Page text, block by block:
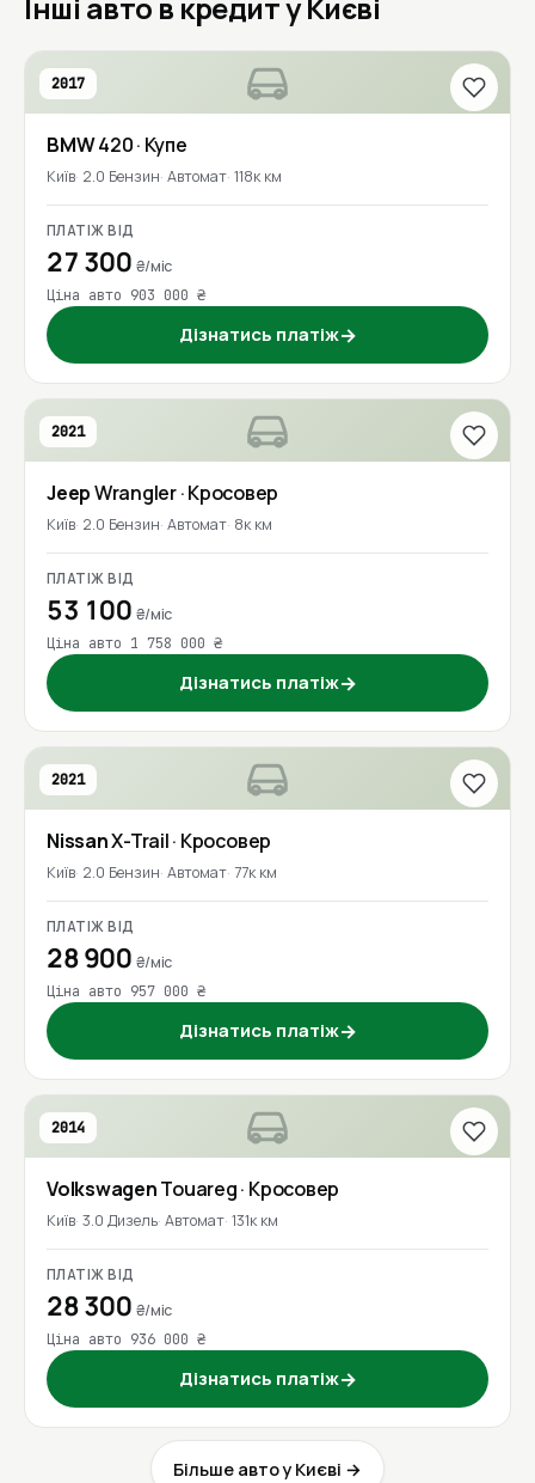
Інші авто в кредит у Києві
2017
BMW420· Купе
Київ 2.0 Бензин Автомат 118к км
ПЛАТІЖ ВІД
27 300 ₴/міс
Ціна авто 903 000 ₴
Дізнатись платіж→
2021
JeepWrangler· Кросовер
Київ 2.0 Бензин Автомат 8к км
ПЛАТІЖ ВІД
53 100 ₴/міс
Ціна авто 1 758 000 ₴
Дізнатись платіж→
2021
NissanX-Trail· Кросовер
Київ 2.0 Бензин Автомат 77к км
ПЛАТІЖ ВІД
28 900 ₴/міс
Ціна авто 957 000 ₴
Дізнатись платіж→
2014
VolkswagenTouareg· Кросовер
Київ 3.0 Дизель Автомат 131к км
ПЛАТІЖ ВІД
28 300 ₴/міс
Ціна авто 936 000 ₴
Дізнатись платіж→
Більше авто у Києві →